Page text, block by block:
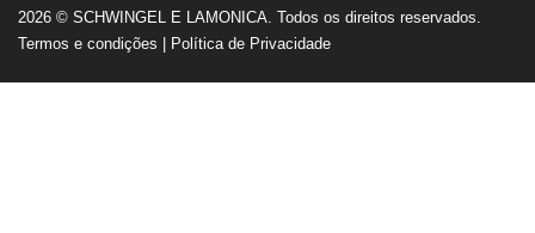
2026 © SCHWINGEL E LAMONICA. Todos os direitos reservados.
Termos e condições | Política de Privacidade